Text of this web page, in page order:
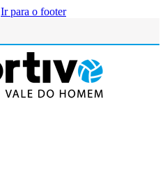
Ir para o footer